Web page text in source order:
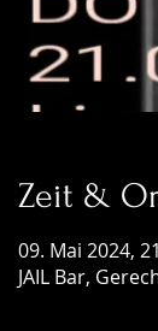
Zeit &
09. Mai 2024,
JAIL Bar,